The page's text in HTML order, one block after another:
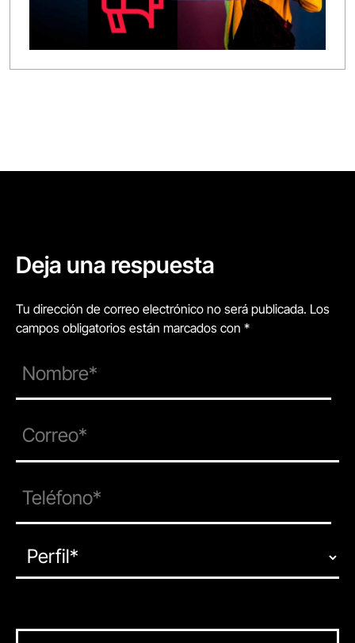
Deja una respuesta
Tu dirección de correo electrónico no será publicada. Los
campos obligatorios están marcados con *